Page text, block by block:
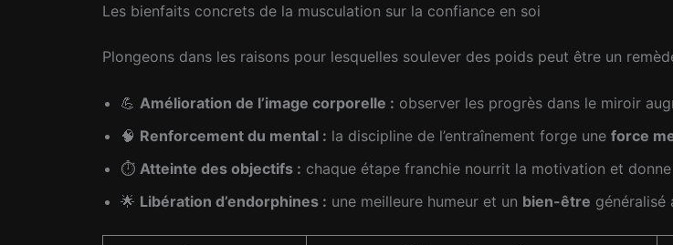
Les bienfaits concrets de la musculation sur la confiance en soi
Plongeons dans les raisons pour lesquelles soulever des poids peut être un
💪 Amélioration de l’image corporelle : observer les progrès dans le miroir
🧠 Renforcement du mental : la discipline de l’entraînement forge une force
⏱ Atteinte des objectifs : chaque étape franchie nourrit la motivation et
🌟 Libération d’endorphines : une meilleure humeur et un bien-être généralisé